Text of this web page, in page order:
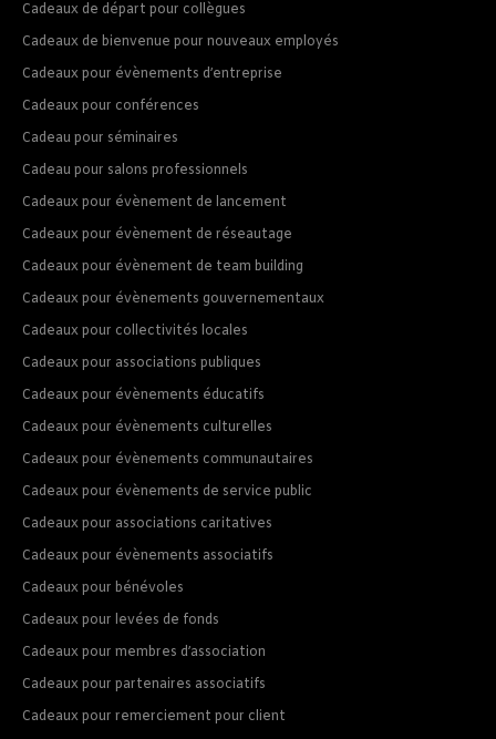
Cadeaux de départ pour collègues
Cadeaux de bienvenue pour nouveaux employés
Cadeaux pour évènements d’entreprise
Cadeaux pour conférences
Cadeau pour séminaires
Cadeau pour salons professionnels
Cadeaux pour évènement de lancement
Cadeaux pour évènement de réseautage
Cadeaux pour évènement de team building
Cadeaux pour évènements gouvernementaux
Cadeaux pour collectivités locales
Cadeaux pour associations publiques
Cadeaux pour évènements éducatifs
Cadeaux pour évènements culturelles
Cadeaux pour évènements communautaires
Cadeaux pour évènements de service public
Cadeaux pour associations caritatives
Cadeaux pour évènements associatifs
Cadeaux pour bénévoles
Cadeaux pour levées de fonds
Cadeaux pour membres d’association
Cadeaux pour partenaires associatifs
Cadeaux pour remerciement pour client